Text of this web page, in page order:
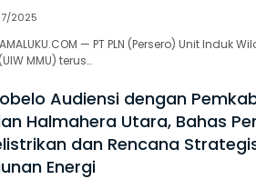
2025
— PT PLN (Persero) Unit Induk
MMU) terus…
Audiensi dengan
Halmahera Utara, Bahas
dan Rencana
Energi